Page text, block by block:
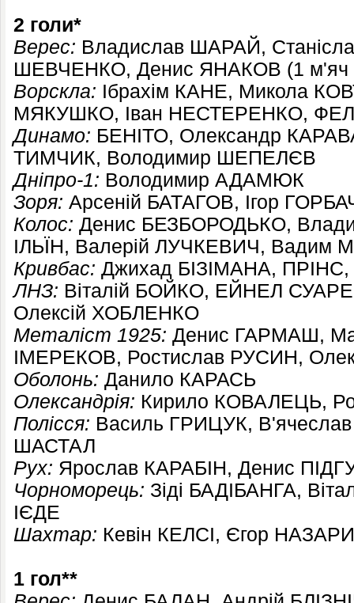
2 голи*
Верес: Владислав ШАРАЙ,
ШЕВЧЕНКО, Денис ЯНАКОВ (1 м'яч –
Ворскла: Ібрахім КАНЕ, Микола
МЯКУШКО, Іван НЕСТЕРЕНКО,
Динамо: БЕНІТО, Олександр
ТИМЧИК, Володимир ШЕПЕЛЄВ
Дніпро-1: Володимир АДАМЮК
Зоря: Арсеній БАТАГОВ, Ігор
Колос: Денис БЕЗБОРОДЬКО,
ІЛЬЇН, Валерій ЛУЧКЕВИЧ, Вадим
Кривбас: Джихад БІЗІМАНА,
ЛНЗ: Віталій БОЙКО, ЕЙНЕЛ
Олексій ХОБЛЕНКО
Металіст 1925: Денис ГАРМАШ,
ІМЕРЕКОВ, Ростислав РУСИН,
Оболонь: Данило КАРАСЬ
Олександрія: Кирило КОВАЛЕЦЬ,
Полісся: Василь ГРИЦУК,
ШАСТАЛ
Рух: Ярослав КАРАБІН, Денис
Чорноморець: Зіді БАДІБАНГА,
ІЄДЕ
Шахтар: Кевін КЕЛСІ, Єгор
1 гол**